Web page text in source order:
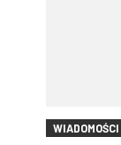
WIADOMOŚCI